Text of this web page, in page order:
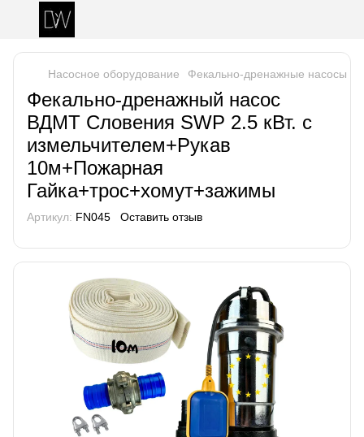
Насосное оборудование Фекально-дренажные насосы
Фекально-дренажный насос
ВДМТ Словения SWP 2.5 кВт. с
измельчителем+Рукав
10м+Пожарная
Гайка+трос+хомут+зажимы
Артикул: FN045 Оставить отзыв